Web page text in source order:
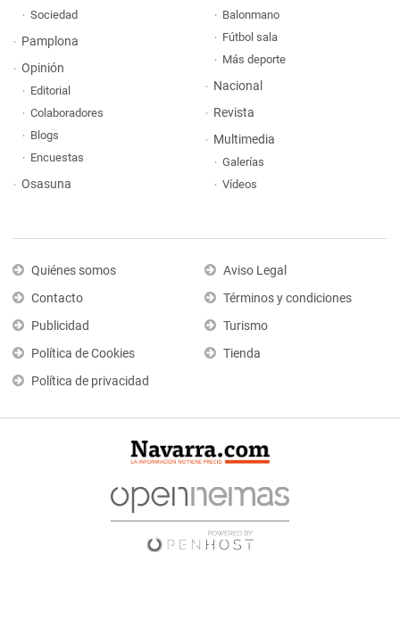
Sociedad
Pamplona
Opinión
Editorial
Colaboradores
Blogs
Encuestas
Osasuna
Balonmano
Fútbol sala
Más deporte
Nacional
Revista
Multimedia
Galerías
Vídeos
Quiénes somos
Contacto
Publicidad
Política de Cookies
Política de privacidad
Aviso Legal
Términos y condiciones
Turismo
Tienda